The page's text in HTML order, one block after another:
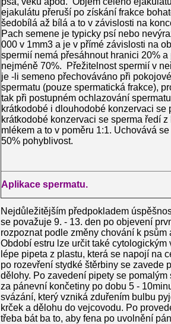
ejakulátu přeruší po získání frakce
šedobílá až bílá a to v závislosti na
Pach semene je typicky psí nebo
000 v 1mm3 a je v přímé závislosti na
spermií nemá přesáhnout hranici 20%
nejméně 70%. Přežitelnost spermií v
je -li semeno přechováváno při
spermatu (pouze spermatická frakce),
tak při postupném ochlazování
krátkodobé i dlouhodobé konzervaci
krátkodobé konzervaci se sperma ředí
mlékem a to v poměru 1:1. Uchovává
50% pohyblivost.
Aplikace spermatu.
Nejdůležitějším předpokladem
se považuje 9. - 13. den po objevení
rozpoznat podle změny chování k
Období estru lze určit také
lépe pipeta z plastu, která se napojí na
po rozevření stydké štěrbiny se zavede
dělohy. Po zavedení pipety se
za pánevní končetiny po dobu 5 -
svázání, který vzniká zduřením bulbu
krček a dělohu do vejcovodu. Po
třeba bát ba to, aby fena po uvolnění